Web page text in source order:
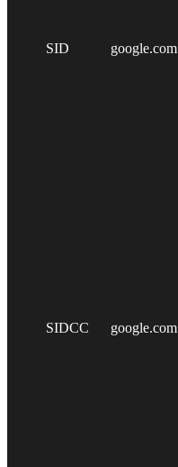
SID google.com
SIDCC google.com